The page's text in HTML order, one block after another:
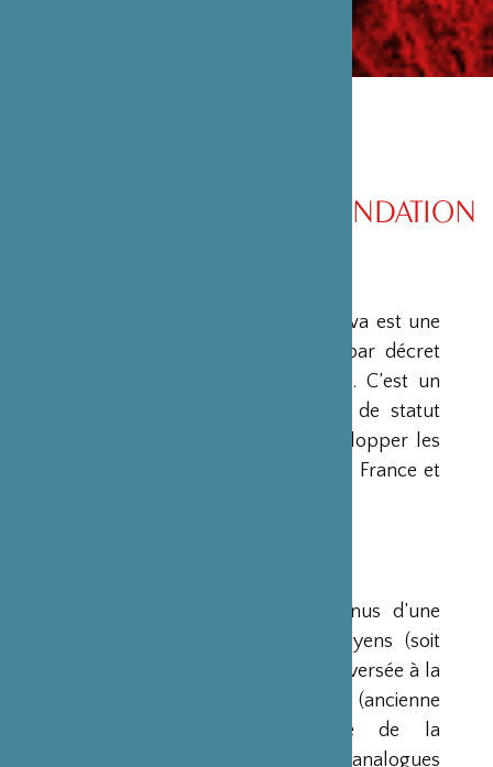
PRÉSENTATION DE LA FONDATION
La Fondation Franco-Japonaise Sasakawa est une
fondation reconnue d’utilité publique par décret
du Premier Ministre du 23 mars 1990. C’est un
organisme privé, sans but lucratif et de statut
français, qui a pour mission de « développer les
relations culturelles et d’amitié entre la France et
Ses ressources proviennent des revenus d’une
dotation initiale de trois milliards de yens (soit
environ 20 millions d’euros à l’époque) versée à la
France par la Fondation Nippon (ancienne
Fondation de l’Industrie Japonaise de la
Construction Navale). Des institutions analogues